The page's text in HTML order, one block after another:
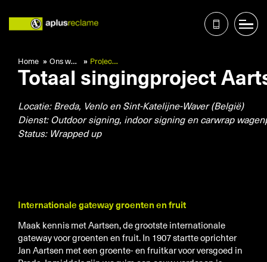
Home
Diensten
Over ons
Services
Zorg
Onderwijs
Retail
Home Ons werk Project Aartsen
Totaal singingproject
Locatie: Breda, Venlo en Sint-Katelijne-Waver (België)
Dienst: Outdoor signing, indoor signing en carwrap
Status: Wrapped up
Internationale gateway groenten en fruit
Maak kennis met Aartsen, de grootste internationale
gateway voor groenten en fruit. In 1907 startte oprichter
Jan Aartsen met een groente- en fruitkar voor versgoed in